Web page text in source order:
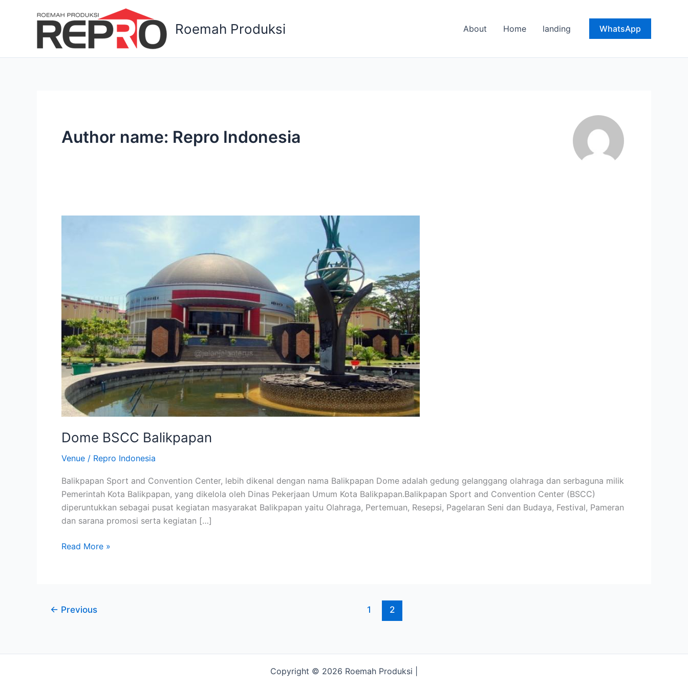
Roemah Produksi About Home landing WhatsApp
Author name: Repro Indonesia
Dome BSCC Balikpapan
Venue / Repro Indonesia
Balikpapan Sport and Convention Center, lebih dikenal dengan nama Balikpapan Dome adalah gedung gelanggang olahraga dan serbaguna milik
Pemerintah Kota Balikpapan, yang dikelola oleh Dinas Pekerjaan Umum Kota Balikpapan.Balikpapan Sport and Convention Center (BSCC)
diperuntukkan sebagai pusat kegiatan masyarakat Balikpapan yaitu Olahraga, Pertemuan, Resepsi, Pagelaran Seni dan Budaya, Festival, Pameran
dan sarana promosi serta kegiatan […]
Read More »
← Previous 1 2
Copyright © 2026 Roemah Produksi |